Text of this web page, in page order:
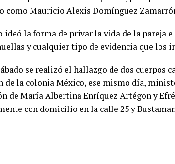
como Mauricio Alexis Domínguez
ideó la forma de privar la vida de la pareja
y cualquier tipo de evidencia que los
se realizó el hallazgo de dos cuerpos
de la colonia México, ese mismo día,
de María Albertina Enríquez Artégon y
con domicilio en la calle 25 y